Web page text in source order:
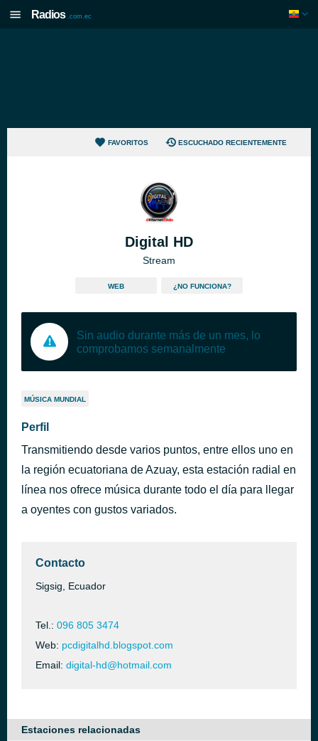
Radios .com.ec
FAVORITOS ESCUCHADO RECIENTEMENTE
Digital HD
Stream
WEB ¿NO FUNCIONA?
Sin audio durante más de un mes, lo
comprobamos semanalmente
MÚSICA MUNDIAL
Perfil
Transmitiendo desde varios puntos, entre ellos uno en
la región ecuatoriana de Azuay, esta estación radial en
línea nos ofrece música durante todo el día para llegar
a oyentes con gustos variados.
Contacto
Sigsig, Ecuador
Tel.: 096 805 3474
Web: pcdigitalhd.blogspot.com
Email: digital-hd@hotmail.com
Estaciones relacionadas